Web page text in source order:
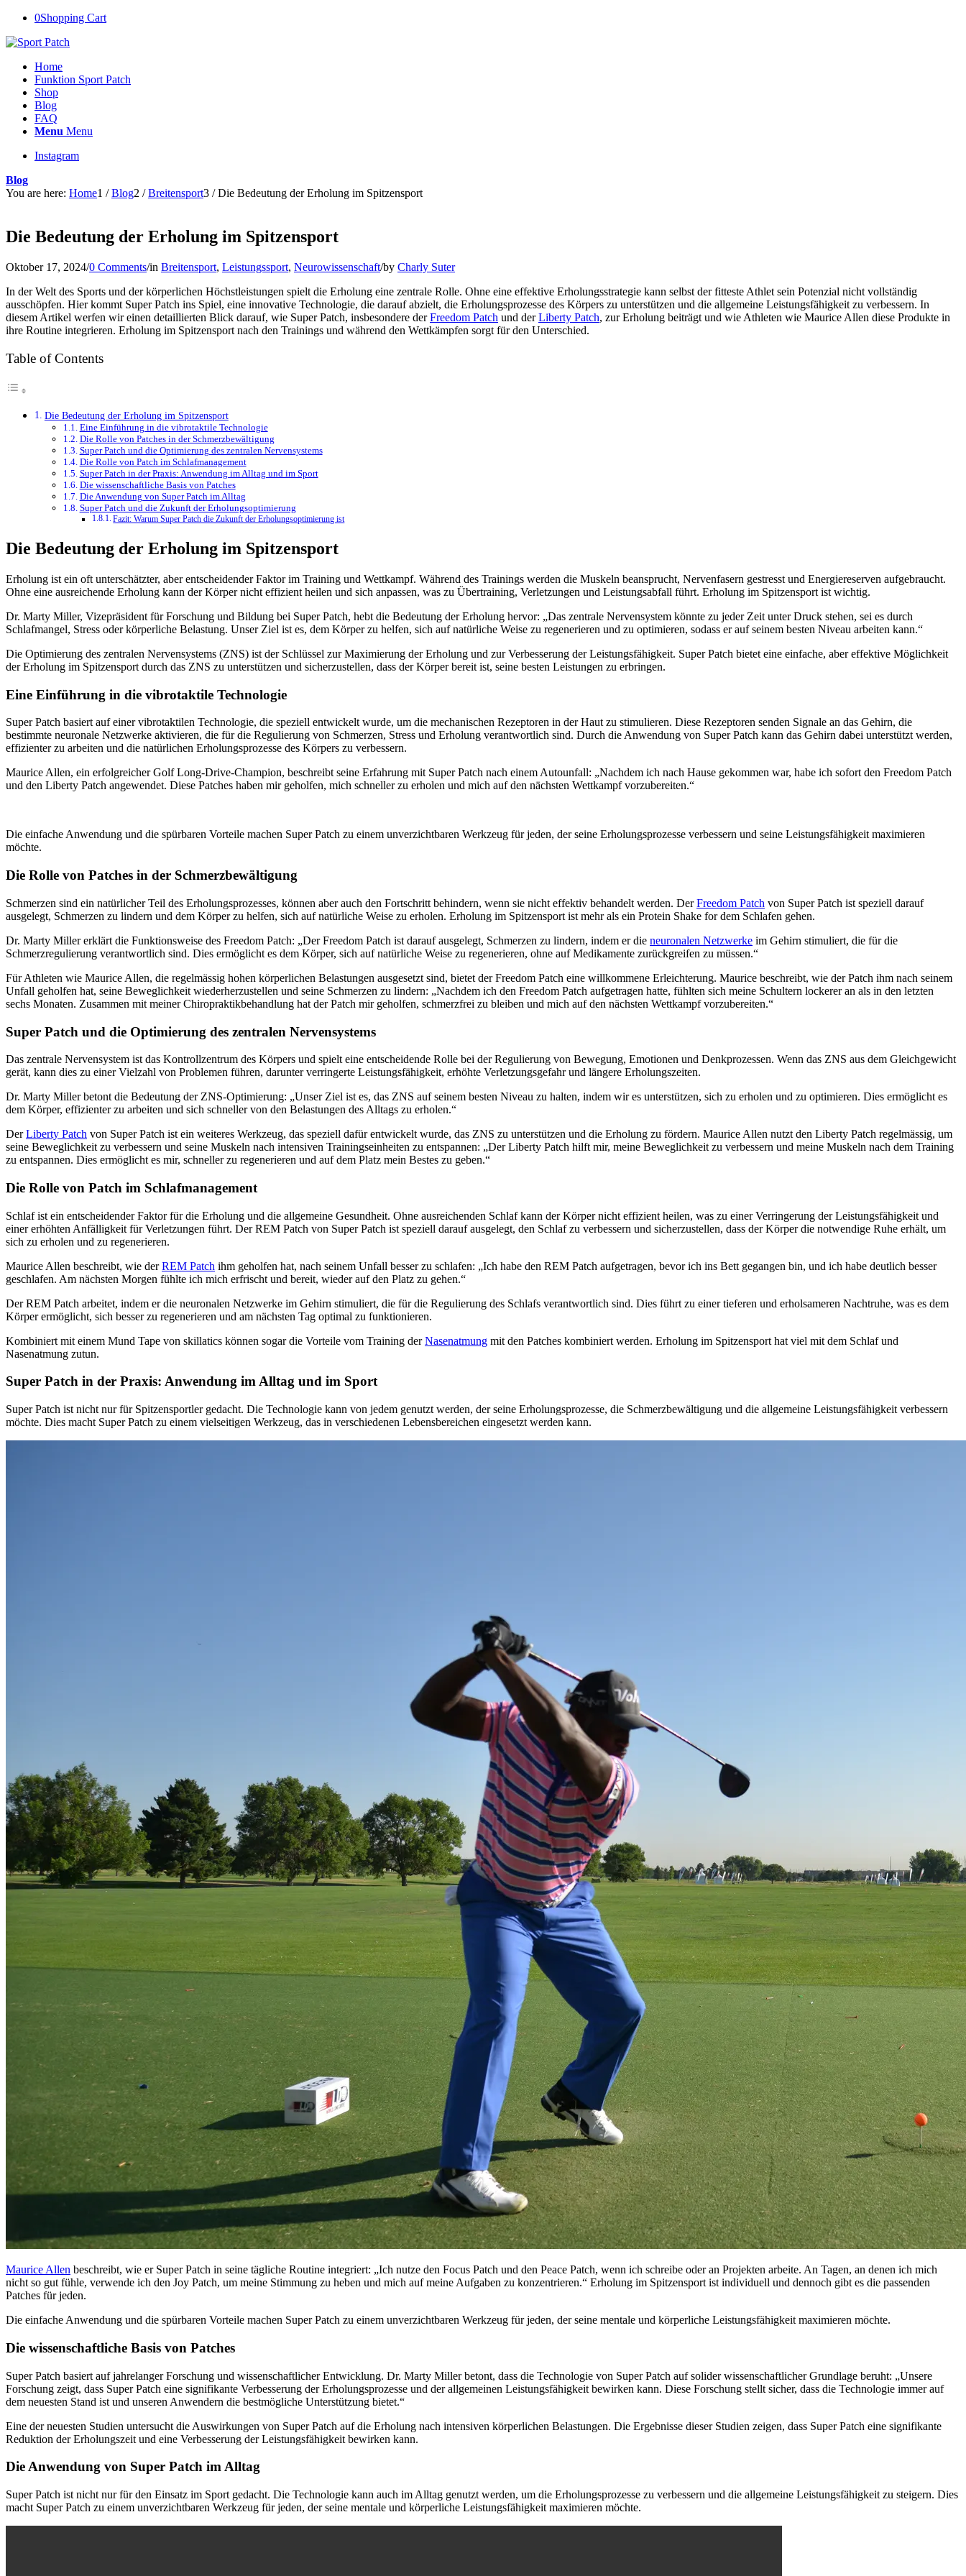
0Shopping Cart
Home
Funktion Sport Patch
Shop
Blog
FAQ
Menu Menu
Instagram
Blog
You are here: Home1 / Blog2 / Breitensport3 / Die Bedeutung der Erholung im Spitzensport
Die Bedeutung der Erholung im Spitzensport
Oktober 17, 2024/0 Comments/in Breitensport, Leistungssport, Neurowissenschaft/by Charly Suter
In der Welt des Sports und der körperlichen Höchstleistungen spielt die Erholung eine zentrale Rolle. Ohne eine effektive Erholungsstrategie kann selbst der fitteste Athlet sein Potenzial nicht vollständig
ausschöpfen. Hier kommt Super Patch ins Spiel, eine innovative Technologie, die darauf abzielt, die Erholungsprozesse des Körpers zu unterstützen und die allgemeine Leistungsfähigkeit zu verbessern. In
diesem Artikel werfen wir einen detaillierten Blick darauf, wie Super Patch, insbesondere derFreedom Patch und derLiberty Patch, zur Erholung beiträgt und wie Athleten wie Maurice Allen diese Produkte in
ihre Routine integrieren. Erholung im Spitzensport nach den Trainings und während den Wettkämpfen sorgt für den Unterschied.
Table of Contents
Die Bedeutung der Erholung im Spitzensport
Eine Einführung in die vibrotaktile Technologie
Die Rolle von Patches in der Schmerzbewältigung
Super Patch und die Optimierung des zentralen Nervensystems
Die Rolle von Patch im Schlafmanagement
Super Patch in der Praxis: Anwendung im Alltag und im Sport
Die wissenschaftliche Basis von Patches
Die Anwendung von Super Patch im Alltag
Super Patch und die Zukunft der Erholungsoptimierung
Fazit: Warum Super Patch die Zukunft der Erholungsoptimierung ist
Die Bedeutung der Erholung im Spitzensport
Erholung ist ein oft unterschätzter, aber entscheidender Faktor im Training und Wettkampf. Während des Trainings werden die Muskeln beansprucht, Nervenfasern gestresst und Energiereserven aufgebraucht.
Ohne eine ausreichende Erholung kann der Körper nicht effizient heilen und sich anpassen, was zu Übertraining, Verletzungen und Leistungsabfall führt. Erholung im Spitzensport ist wichtig.
Dr. Marty Miller, Vizepräsident für Forschung und Bildung bei Super Patch, hebt die Bedeutung der Erholung hervor: „Das zentrale Nervensystem könnte zu jeder Zeit unter Druck stehen, sei es durch
Schlafmangel, Stress oder körperliche Belastung. Unser Ziel ist es, dem Körper zu helfen, sich auf natürliche Weise zu regenerieren und zu optimieren, sodass er auf seinem besten Niveau arbeiten kann.“
Die Optimierung des zentralen Nervensystems (ZNS) ist der Schlüssel zur Maximierung der Erholung und zur Verbesserung der Leistungsfähigkeit. Super Patch bietet eine einfache, aber effektive Möglichkeit
der Erholung im Spitzensport durch das ZNS zu unterstützen und sicherzustellen, dass der Körper bereit ist, seine besten Leistungen zu erbringen.
Eine Einführung in die vibrotaktile Technologie
Super Patch basiert auf einer vibrotaktilen Technologie, die speziell entwickelt wurde, um die mechanischen Rezeptoren in der Haut zu stimulieren. Diese Rezeptoren senden Signale an das Gehirn, die
bestimmte neuronale Netzwerke aktivieren, die für die Regulierung von Schmerzen, Stress und Erholung verantwortlich sind. Durch die Anwendung von Super Patch kann das Gehirn dabei unterstützt werden,
effizienter zu arbeiten und die natürlichen Erholungsprozesse des Körpers zu verbessern.
Maurice Allen, ein erfolgreicher Golf Long-Drive-Champion, beschreibt seine Erfahrung mit Super Patch nach einem Autounfall: „Nachdem ich nach Hause gekommen war, habe ich sofort den Freedom Patch
und den Liberty Patch angewendet. Diese Patches haben mir geholfen, mich schneller zu erholen und mich auf den nächsten Wettkampf vorzubereiten.“
Die einfache Anwendung und die spürbaren Vorteile machen Super Patch zu einem unverzichtbaren Werkzeug für jeden, der seine Erholungsprozesse verbessern und seine Leistungsfähigkeit maximieren
möchte.
Die Rolle von Patches in der Schmerzbewältigung
Schmerzen sind ein natürlicher Teil des Erholungsprozesses, können aber auch den Fortschritt behindern, wenn sie nicht effektiv behandelt werden. DerFreedom Patch von Super Patch ist speziell darauf
ausgelegt, Schmerzen zu lindern und dem Körper zu helfen, sich auf natürliche Weise zu erholen. Erholung im Spitzensport ist mehr als ein Protein Shake for dem Schlafen gehen.
Dr. Marty Miller erklärt die Funktionsweise des Freedom Patch: „Der Freedom Patch ist darauf ausgelegt, Schmerzen zu lindern, indem er die neuronalen Netzwerke im Gehirn stimuliert, die für die
Schmerzregulierung verantwortlich sind. Dies ermöglicht es dem Körper, sich auf natürliche Weise zu regenerieren, ohne auf Medikamente zurückgreifen zu müssen.“
Für Athleten wie Maurice Allen, die regelmässig hohen körperlichen Belastungen ausgesetzt sind, bietet der Freedom Patch eine willkommene Erleichterung. Maurice beschreibt, wie der Patch ihm nach seinem
Unfall geholfen hat, seine Beweglichkeit wiederherzustellen und seine Schmerzen zu lindern: „Nachdem ich den Freedom Patch aufgetragen hatte, fühlten sich meine Schultern lockerer an als in den letzten
sechs Monaten. Zusammen mit meiner Chiropraktikbehandlung hat der Patch mir geholfen, schmerzfrei zu bleiben und mich auf den nächsten Wettkampf vorzubereiten.“
Super Patch und die Optimierung des zentralen Nervensystems
Das zentrale Nervensystem ist das Kontrollzentrum des Körpers und spielt eine entscheidende Rolle bei der Regulierung von Bewegung, Emotionen und Denkprozessen. Wenn das ZNS aus dem Gleichgewicht
gerät, kann dies zu einer Vielzahl von Problemen führen, darunter verringerte Leistungsfähigkeit, erhöhte Verletzungsgefahr und längere Erholungszeiten.
Dr. Marty Miller betont die Bedeutung der ZNS-Optimierung: „Unser Ziel ist es, das ZNS auf seinem besten Niveau zu halten, indem wir es unterstützen, sich zu erholen und zu optimieren. Dies ermöglicht es
dem Körper, effizienter zu arbeiten und sich schneller von den Belastungen des Alltags zu erholen.“
DerLiberty Patch von Super Patch ist ein weiteres Werkzeug, das speziell dafür entwickelt wurde, das ZNS zu unterstützen und die Erholung zu fördern. Maurice Allen nutzt den Liberty Patch regelmässig, um
seine Beweglichkeit zu verbessern und seine Muskeln nach intensiven Trainingseinheiten zu entspannen: „Der Liberty Patch hilft mir, meine Beweglichkeit zu verbessern und meine Muskeln nach dem Training
zu entspannen. Dies ermöglicht es mir, schneller zu regenerieren und auf dem Platz mein Bestes zu geben.“
Die Rolle von Patch im Schlafmanagement
Schlaf ist ein entscheidender Faktor für die Erholung und die allgemeine Gesundheit. Ohne ausreichenden Schlaf kann der Körper nicht effizient heilen, was zu einer Verringerung der Leistungsfähigkeit und
einer erhöhten Anfälligkeit für Verletzungen führt. Der REM Patch von Super Patch ist speziell darauf ausgelegt, den Schlaf zu verbessern und sicherzustellen, dass der Körper die notwendige Ruhe erhält, um
sich zu erholen und zu regenerieren.
Maurice Allen beschreibt, wie derREM Patch ihm geholfen hat, nach seinem Unfall besser zu schlafen: „Ich habe den REM Patch aufgetragen, bevor ich ins Bett gegangen bin, und ich habe deutlich besser
geschlafen. Am nächsten Morgen fühlte ich mich erfrischt und bereit, wieder auf den Platz zu gehen.“
Der REM Patch arbeitet, indem er die neuronalen Netzwerke im Gehirn stimuliert, die für die Regulierung des Schlafs verantwortlich sind. Dies führt zu einer tieferen und erholsameren Nachtruhe, was es dem
Körper ermöglicht, sich besser zu regenerieren und am nächsten Tag optimal zu funktionieren.
Kombiniert mit einem Mund Tape von skillatics können sogar die Vorteile vom Training derNasenatmung mit den Patches kombiniert werden. Erholung im Spitzensport hat viel mit dem Schlaf und
Nasenatmung zutun.
Super Patch in der Praxis: Anwendung im Alltag und im Sport
Super Patch ist nicht nur für Spitzensportler gedacht. Die Technologie kann von jedem genutzt werden, der seine Erholungsprozesse, die Schmerzbewältigung und die allgemeine Leistungsfähigkeit verbessern
möchte. Dies macht Super Patch zu einem vielseitigen Werkzeug, das in verschiedenen Lebensbereichen eingesetzt werden kann.
Maurice Allen beschreibt, wie er Super Patch in seine tägliche Routine integriert: „Ich nutze den Focus Patch und den Peace Patch, wenn ich schreibe oder an Projekten arbeite. An Tagen, an denen ich mich
nicht so gut fühle, verwende ich den Joy Patch, um meine Stimmung zu heben und mich auf meine Aufgaben zu konzentrieren.“ Erholung im Spitzensport ist individuell und dennoch gibt es die passenden
Patches für jeden.
Die einfache Anwendung und die spürbaren Vorteile machen Super Patch zu einem unverzichtbaren Werkzeug für jeden, der seine mentale und körperliche Leistungsfähigkeit maximieren möchte.
Die wissenschaftliche Basis von Patches
Super Patch basiert auf jahrelanger Forschung und wissenschaftlicher Entwicklung. Dr. Marty Miller betont, dass die Technologie von Super Patch auf solider wissenschaftlicher Grundlage beruht: „Unsere
Forschung zeigt, dass Super Patch eine signifikante Verbesserung der Erholungsprozesse und der allgemeinen Leistungsfähigkeit bewirken kann. Diese Forschung stellt sicher, dass die Technologie immer auf
dem neuesten Stand ist und unseren Anwendern die bestmögliche Unterstützung bietet.“
Eine der neuesten Studien untersucht die Auswirkungen von Super Patch auf die Erholung nach intensiven körperlichen Belastungen. Die Ergebnisse dieser Studien zeigen, dass Super Patch eine signifikante
Reduktion der Erholungszeit und eine Verbesserung der Leistungsfähigkeit bewirken kann.
Die Anwendung von Super Patch im Alltag
Super Patch ist nicht nur für den Einsatz im Sport gedacht. Die Technologie kann auch im Alltag genutzt werden, um die Erholungsprozesse zu verbessern und die allgemeine Leistungsfähigkeit zu steigern. Dies
macht Super Patch zu einem unverzichtbaren Werkzeug für jeden, der seine mentale und körperliche Leistungsfähigkeit maximieren möchte.